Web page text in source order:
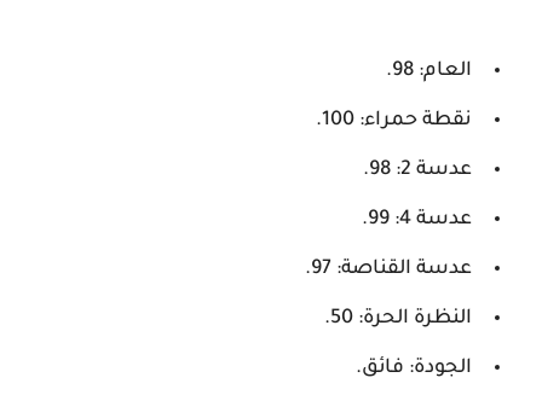
العام: 98.
نقطة حمراء: 100.
عدسة 2: 98.
عدسة 4: 99.
عدسة القناصة: 97.
النظرة الحرة: 50.
الجودة: فائق.